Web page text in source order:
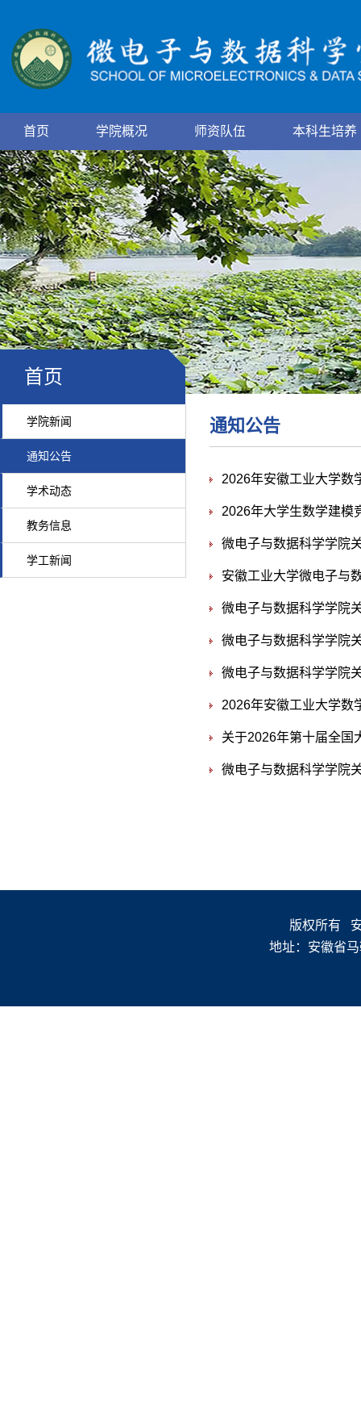
首页 学院概况 师资队伍 本科生培养
首页
学院新闻
通知公告
学术动态
教务信息
学工新闻
通知公告
2026年安徽工业大学数
2026年大学生数学建模
微电子与数据科学学院
安徽工业大学微电子与
微电子与数据科学学院
微电子与数据科学学院
微电子与数据科学学院
2026年安徽工业大学数
关于2026年第十届全国
微电子与数据科学学院
版权所有
地址：安徽省